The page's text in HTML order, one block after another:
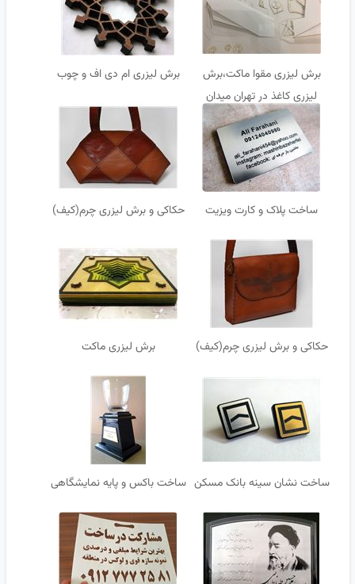
برش لیزری مقوا ماکت،برش
لیزری کاغذ در تهران میدان
ولیعصر
برش لیزری ام دی اف و چوب
ساخت پلاک و کارت ویزیت حکاکی و برش لیزری چرم(کیف)
حکاکی و برش لیزری چرم(کیف) برش لیزری ماکت
ساخت نشان سینه بانک مسکن ساخت باکس و پایه نمایشگاهی